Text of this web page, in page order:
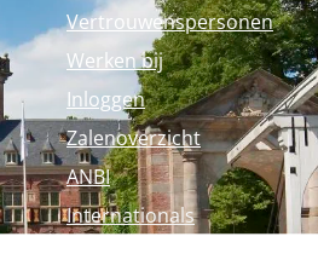
Vertrouwenspersonen
Werken bij
Inloggen
Zalenoverzicht
ANBI
Internationals